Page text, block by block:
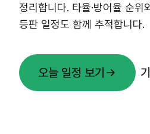
정리합니다. 타율·방어율 순위
등판 일정도 함께 추적합니다.
오늘 일정 보기